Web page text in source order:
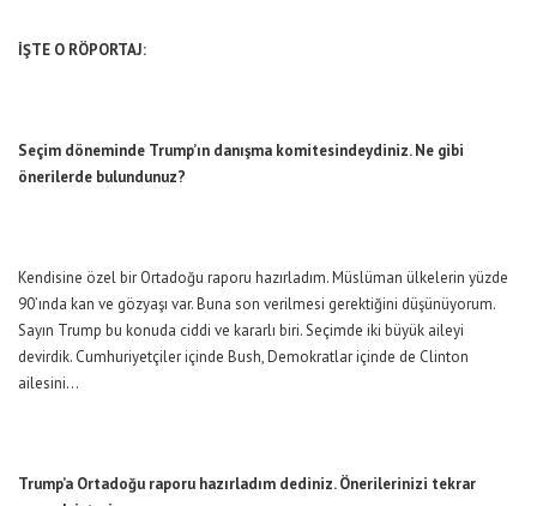
İŞTE O RÖPORTAJ:
Seçim döneminde Trump’ın danışma komitesindeydiniz. Ne gibi
önerilerde bulundunuz?
Kendisine özel bir Ortadoğu raporu hazırladım. Müslüman ülkelerin yüzde
90’ında kan ve gözyaşı var. Buna son verilmesi gerektiğini düşünüyorum.
Sayın Trump bu konuda ciddi ve kararlı biri. Seçimde iki büyük aileyi
devirdik. Cumhuriyetçiler içinde Bush, Demokratlar içinde de Clinton
ailesini…
Trump’a Ortadoğu raporu hazırladım dediniz. Önerilerinizi tekrar